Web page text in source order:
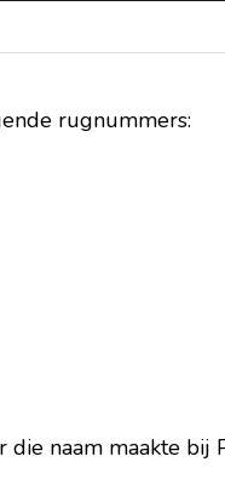
rugnummers:
naam maakte bij